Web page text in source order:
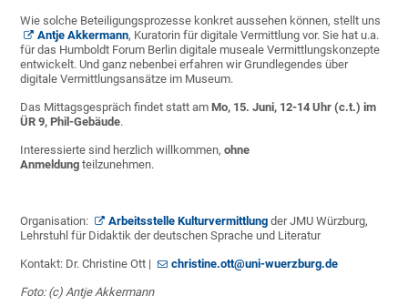
Wie solche Beteiligungsprozesse konkret aussehen können, stellt uns
Antje Akkermann, Kuratorin für digitale Vermittlung vor. Sie hat u.a.
für das Humboldt Forum Berlin digitale museale Vermittlungskonzepte
entwickelt. Und ganz nebenbei erfahren wir Grundlegendes über
digitale Vermittlungsansätze im Museum.
Das Mittagsgespräch findet statt amMo, 15. Juni, 12-14 Uhr (c.t.) im
ÜR 9, Phil-Gebäude.
Interessierte sind herzlich willkommen,ohne
Anmeldung teilzunehmen.
Organisation: Arbeitsstelle Kulturvermittlung der JMU Würzburg,
Lehrstuhl für Didaktik der deutschen Sprache und Literatur
Kontakt: Dr. Christine Ott | christine.ott@uni-wuerzburg.de
Foto: (c) AntjeAkkermann